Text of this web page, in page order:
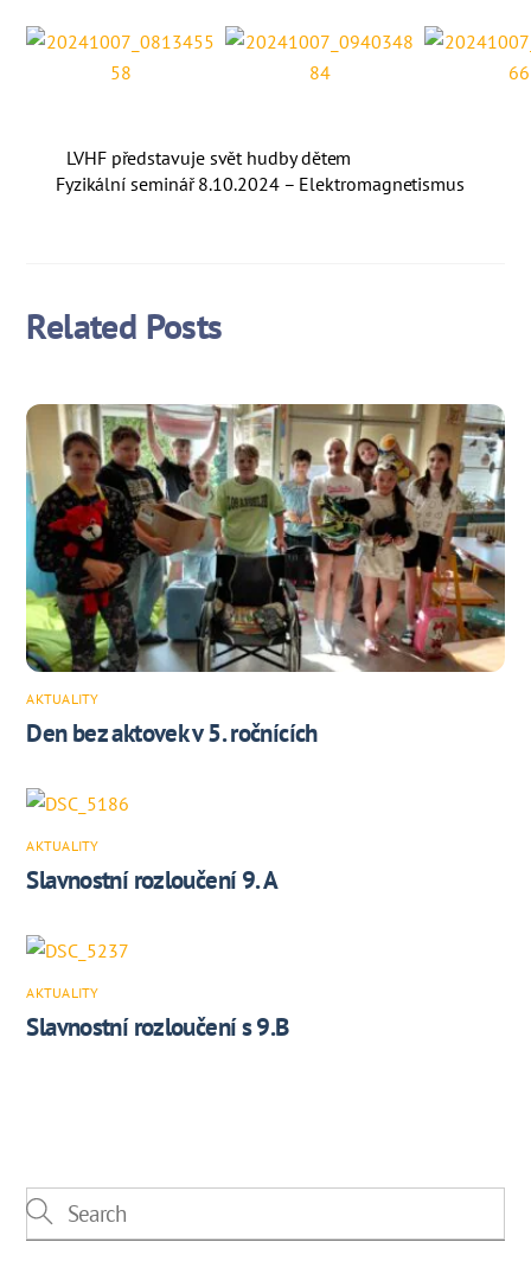
LVHF představuje svět hudby dětem
Fyzikální seminář 8.10.2024 – Elektromagnetismus
Related Posts
AKTUALITY
Den bez aktovek v 5. ročnících
AKTUALITY
Slavnostní rozloučení 9. A
AKTUALITY
Slavnostní rozloučení s 9.B